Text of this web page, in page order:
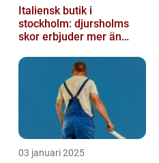
Italiensk butik i
stockholm: djursholms
skor erbjuder mer än
03 januari 2025